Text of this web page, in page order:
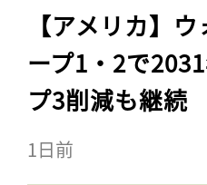
【アメリカ】
ープ1・2で
プ3削減も継続
1日前